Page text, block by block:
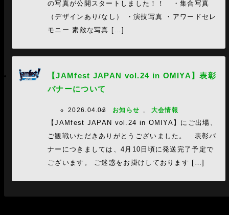
の写真が公開スタートしました！！ ・集合写真
（デザインあり/なし） ・演技写真 ・アワードセレ
モニー 素敵な写真 […]
【JAMfest JAPAN vol.24 in OMIYA】表彰
バナーについて
2026.04.03 お知らせ 大会情報
【JAMfest JAPAN vol.24 in OMIYA】にご出場、
ご観戦いただきありがとうございました。 表彰バ
ナーにつきましては、4月10日頃に発送完了予定で
ございます。 ご迷惑をお掛けしております […]